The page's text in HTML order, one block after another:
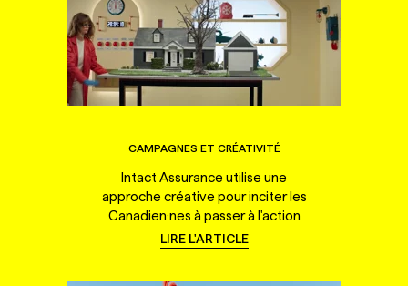
CAMPAGNES ET CRÉATIVITÉ
Intact Assurance utilise une
approche créative pour inciter les
Canadien·nes à passer à l'action
LIRE L'ARTICLE